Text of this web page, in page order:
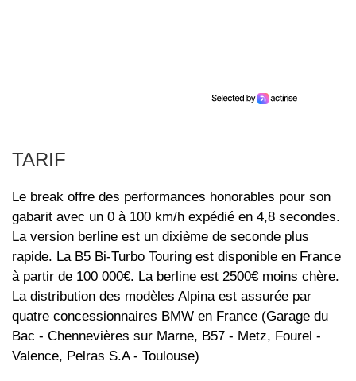
TARIF
Le break offre des performances honorables pour son
gabarit avec un 0 à 100 km/h expédié en 4,8 secondes.
La version berline est un dixième de seconde plus
rapide. La B5 Bi-Turbo Touring est disponible en France
à partir de 100 000€. La berline est 2500€ moins chère.
La distribution des modèles Alpina est assurée par
quatre concessionnaires BMW en France (Garage du
Bac - Chennevières sur Marne, B57 - Metz, Fourel -
Valence, Pelras S.A - Toulouse)